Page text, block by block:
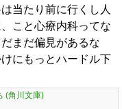
当たり前に行くし人
こと心療内科ってな
まだ偏見があるな
にもっとハードル下
(角川文庫)